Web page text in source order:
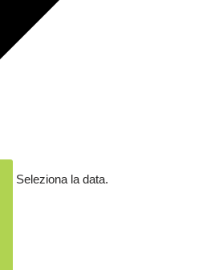
Seleziona la data.